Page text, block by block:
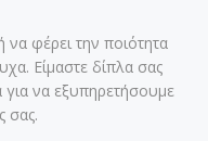
φέρει την ποιότητα
Είμαστε δίπλα σας
να εξυπηρετήσουμε
σας.